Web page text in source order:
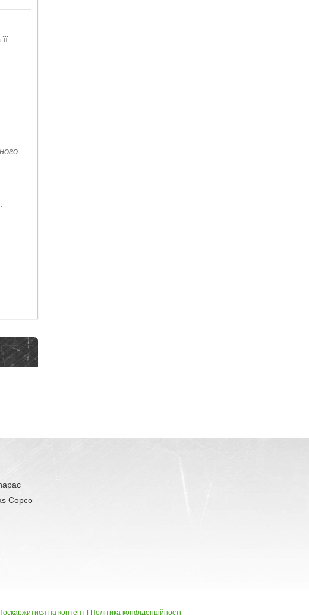
Copco
на контент Політика конфіденційності